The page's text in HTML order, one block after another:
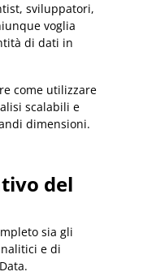
sviluppatori,
voglia
di dati in
come utilizzare
scalabili e
dimensioni.
del
sia gli
e di